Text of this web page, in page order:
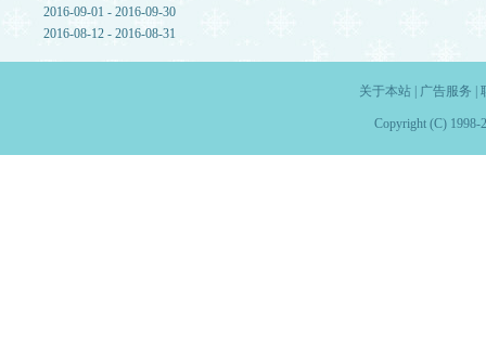
2016-09-01 - 2016-09-30
2016-08-12 - 2016-08-31
关于本站| 广告服务
Copyright (C) 1998-